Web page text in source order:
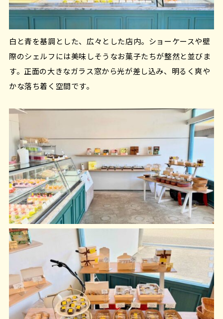
白と青を基調とした、広々とした店内。ショーケースや壁
際のシェルフには美味しそうなお菓子たちが整然と並びま
す。正面の大きなガラス窓から光が差し込み、明るく爽や
かな落ち着く空間です。